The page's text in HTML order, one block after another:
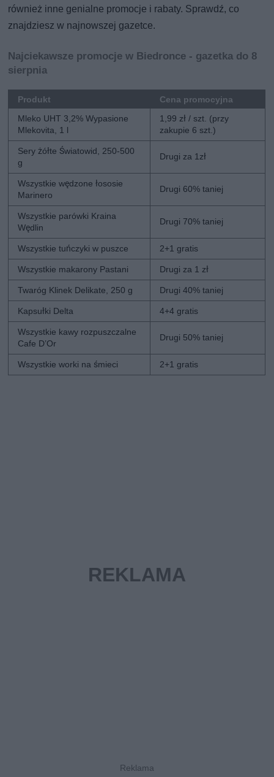
również inne genialne promocje i rabaty. Sprawdź, co
znajdziesz w najnowszej gazetce.
Najciekawsze promocje w Biedronce - gazetka do 8
sierpnia
Produkt
Cena promocyjna
Mleko UHT 3,2% Wypasione
Mlekovita, 1 l
1,99 zł / szt. (przy
zakupie 6 szt.)
Sery żółte Światowid, 250-500
g
Drugi za 1zł
Wszystkie wędzone łososie
Marinero
Drugi 60% taniej
Wszystkie parówki Kraina
Wędlin
Drugi 70% taniej
Wszystkie tuńczyki w puszce 2+1 gratis
Wszystkie makarony Pastani Drugi za 1 zł
Twaróg Klinek Delikate, 250 g Drugi 40% taniej
Kapsułki Delta 4+4 gratis
Wszystkie kawy rozpuszczalne
Cafe D’Or
Drugi 50% taniej
Wszystkie worki na śmieci 2+1 gratis